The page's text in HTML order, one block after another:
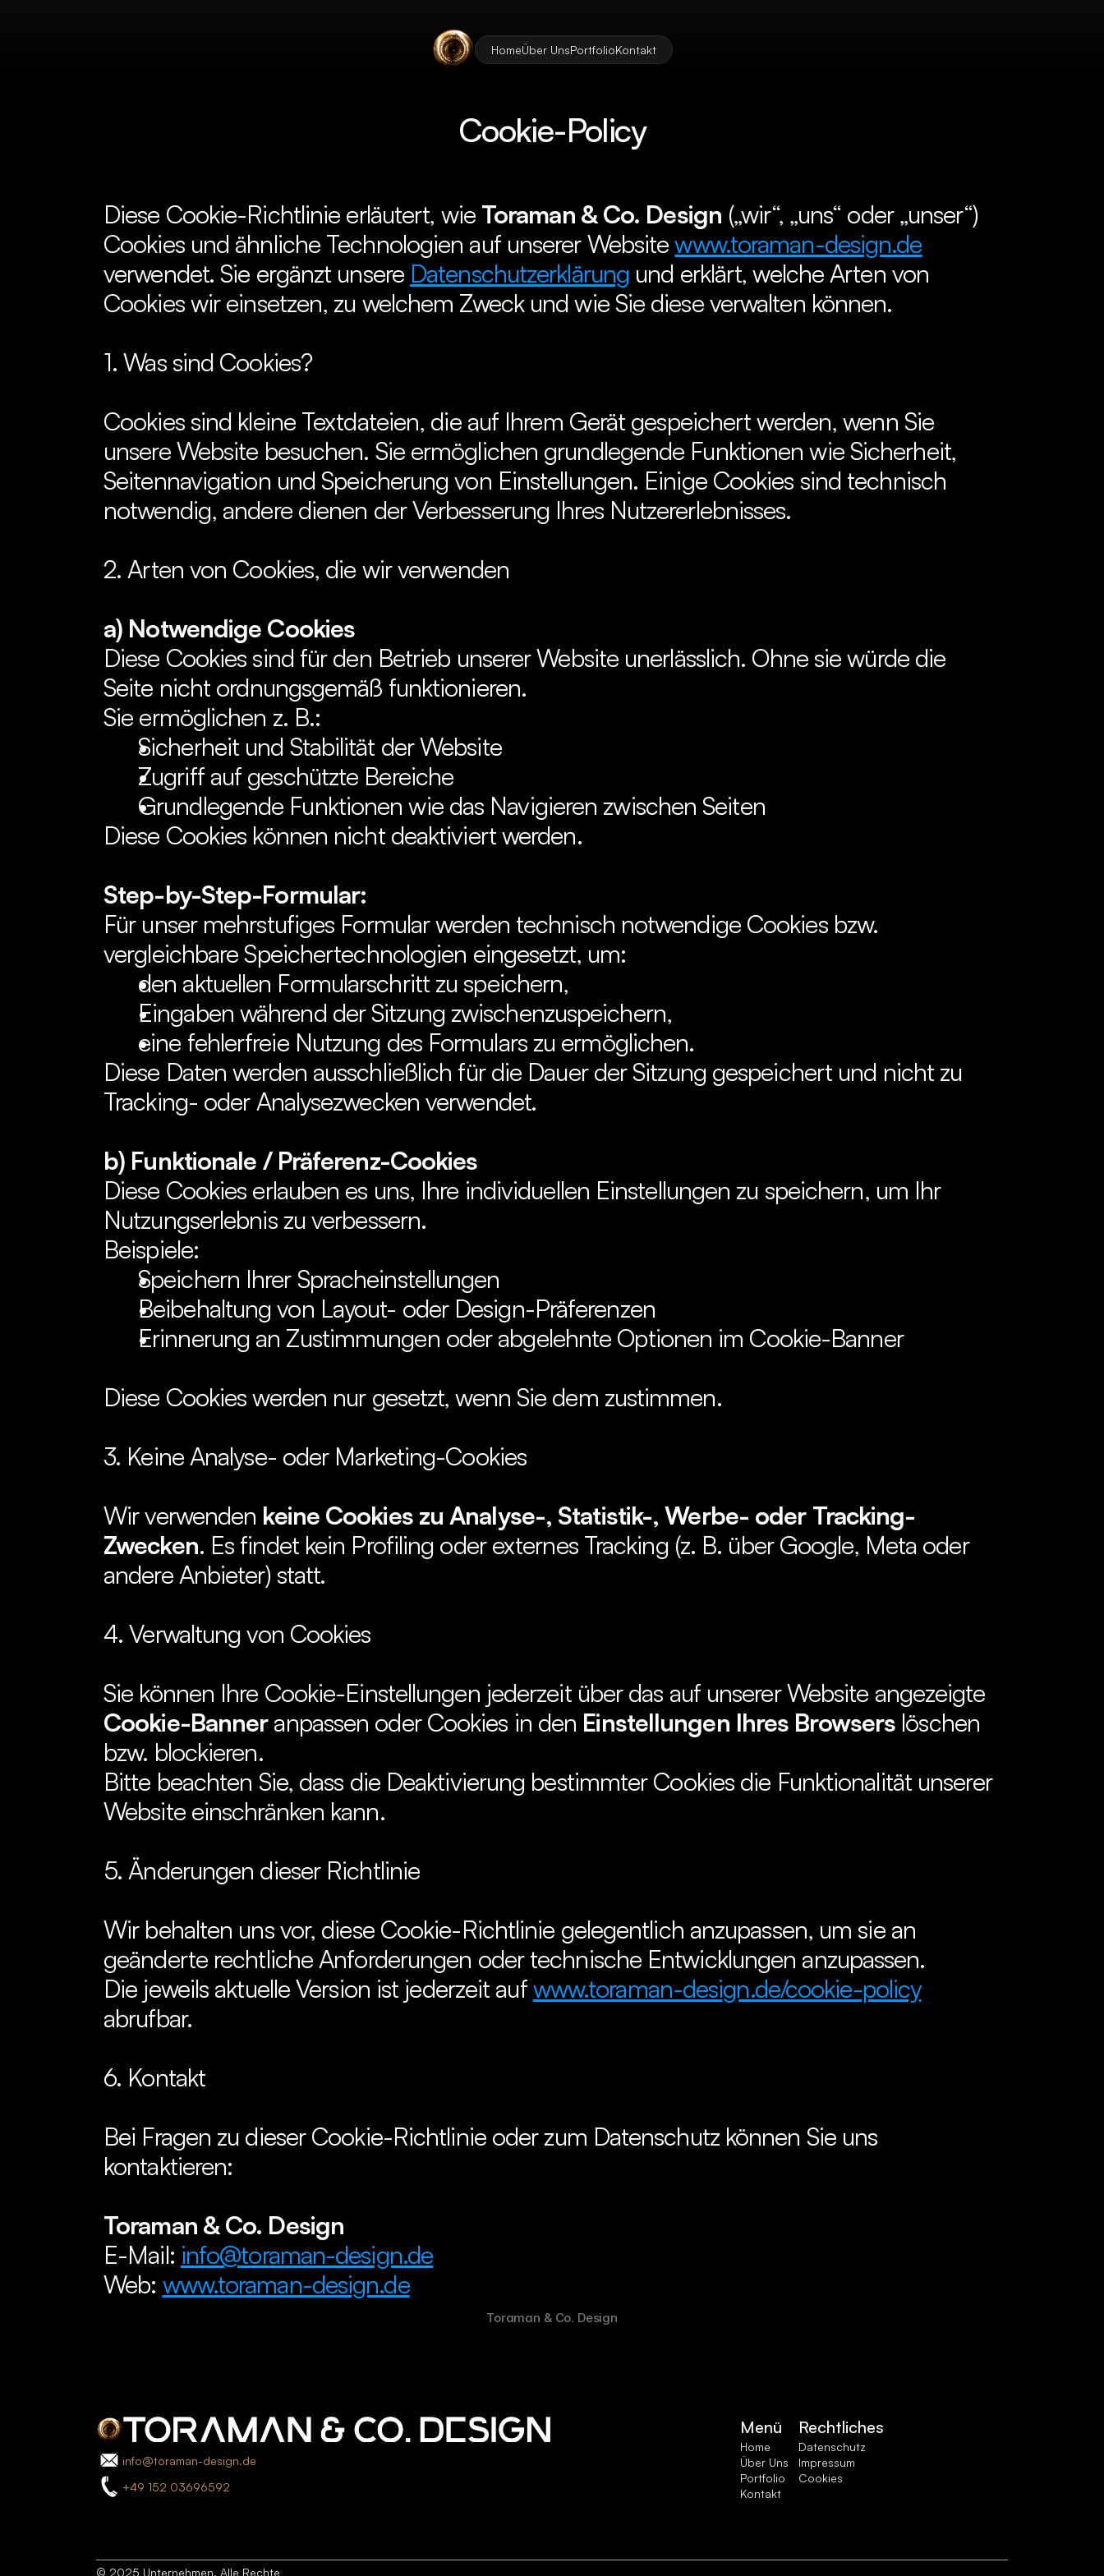
HomeÜber UnsPortfolioKontakt
HomeÜber UnsPortfolioKontakt
Cookie-Policy
Diese Cookie-Richtlinie erläutert, wie Toraman & Co. Design („wir“, „uns“ oder „unser“)
Cookies und ähnliche Technologien auf unserer Website www.toraman-design.de
verwendet. Sie ergänzt unsere Datenschutzerklärung und erklärt, welche Arten von
Cookies wir einsetzen, zu welchem Zweck und wie Sie diese verwalten können.
1. Was sind Cookies?
Cookies sind kleine Textdateien, die auf Ihrem Gerät gespeichert werden, wenn Sie
unsere Website besuchen. Sie ermöglichen grundlegende Funktionen wie Sicherheit,
Seitennavigation und Speicherung von Einstellungen. Einige Cookies sind technisch
notwendig, andere dienen der Verbesserung Ihres Nutzererlebnisses.
2. Arten von Cookies, die wir verwenden
a) Notwendige Cookies
Diese Cookies sind für den Betrieb unserer Website unerlässlich. Ohne sie würde die
Seite nicht ordnungsgemäß funktionieren.
Sie ermöglichen z. B.:
Sicherheit und Stabilität der Website
Zugriff auf geschützte Bereiche
Grundlegende Funktionen wie das Navigieren zwischen Seiten
Diese Cookies können nicht deaktiviert werden.
Step-by-Step-Formular:
Für unser mehrstufiges Formular werden technisch notwendige Cookies bzw.
vergleichbare Speichertechnologien eingesetzt, um:
den aktuellen Formularschritt zu speichern,
Eingaben während der Sitzung zwischenzuspeichern,
eine fehlerfreie Nutzung des Formulars zu ermöglichen.
Diese Daten werden ausschließlich für die Dauer der Sitzung gespeichert und nicht zu
Tracking- oder Analysezwecken verwendet.
b) Funktionale / Präferenz-Cookies
Diese Cookies erlauben es uns, Ihre individuellen Einstellungen zu speichern, um Ihr
Nutzungserlebnis zu verbessern.
Beispiele:
Speichern Ihrer Spracheinstellungen
Beibehaltung von Layout- oder Design-Präferenzen
Erinnerung an Zustimmungen oder abgelehnte Optionen im Cookie-Banner
Diese Cookies werden nur gesetzt, wenn Sie dem zustimmen.
3. Keine Analyse- oder Marketing-Cookies
Wir verwenden keine Cookies zu Analyse-, Statistik-, Werbe- oder Tracking-
Zwecken. Es findet kein Profiling oder externes Tracking (z. B. über Google, Meta oder
andere Anbieter) statt.
4. Verwaltung von Cookies
Cookie-Banner anpassen oder Cookies in den Einstellungen Ihres Browsers löschen
bzw. blockieren.
Bitte beachten Sie, dass die Deaktivierung bestimmter Cookies die Funktionalität unserer
Website einschränken kann.
5. Änderungen dieser Richtlinie
Wir behalten uns vor, diese Cookie-Richtlinie gelegentlich anzupassen, um sie an
geänderte rechtliche Anforderungen oder technische Entwicklungen anzupassen.
Die jeweils aktuelle Version ist jederzeit auf www.toraman-design.de/cookie-policy
abrufbar.
6. Kontakt
Bei Fragen zu dieser Cookie-Richtlinie oder zum Datenschutz können Sie uns
kontaktieren:
Toraman & Co. Design
E-Mail: info@toraman-design.de
Web: www.toraman-design.de
Toraman & Co. Design
info@toraman-design.de
+49 152 03696592
Menü
Home
Über Uns
Portfolio
Kontakt
Rechtliches
Datenschutz
Impressum
Cookies
© 2025 Unternehmen. Alle Rechte